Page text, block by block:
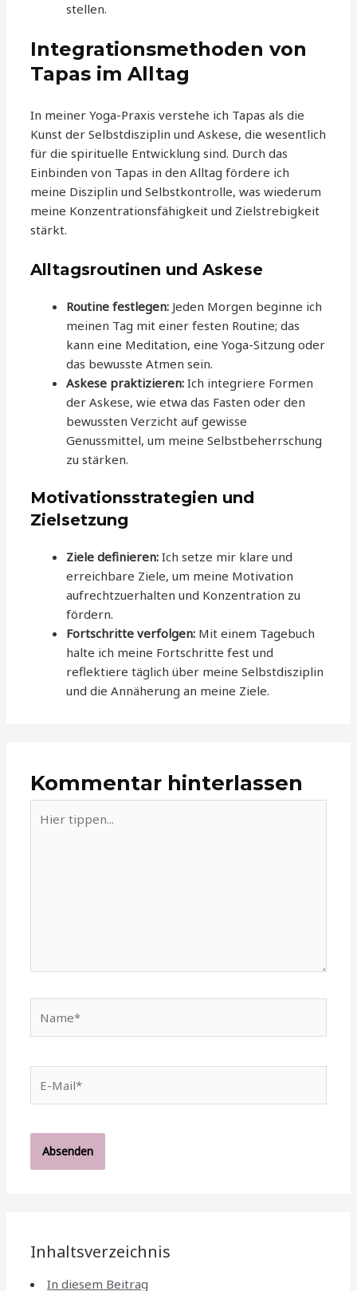
stellen.
Integrationsmethoden von
Tapas im Alltag
In meiner Yoga-Praxis verstehe ich Tapas als die
Kunst der Selbstdisziplin und Askese, die wesentlich
für die spirituelle Entwicklung sind. Durch das
Einbinden von Tapas in den Alltag fördere ich
meine Disziplin und Selbstkontrolle, was wiederum
meine Konzentrationsfähigkeit und Zielstrebigkeit
stärkt.
Alltagsroutinen und Askese
Routine festlegen: Jeden Morgen beginne ich
meinen Tag mit einer festen Routine; das
kann eine Meditation, eine Yoga-Sitzung oder
das bewusste Atmen sein.
Askese praktizieren: Ich integriere Formen
der Askese, wie etwa das Fasten oder den
bewussten Verzicht auf gewisse
Genussmittel, um meine Selbstbeherrschung
zu stärken.
Motivationsstrategien und
Zielsetzung
Ziele definieren: Ich setze mir klare und
erreichbare Ziele, um meine Motivation
aufrechtzuerhalten und Konzentration zu
fördern.
Fortschritte verfolgen: Mit einem Tagebuch
halte ich meine Fortschritte fest und
reflektiere täglich über meine Selbstdisziplin
und die Annäherung an meine Ziele.
Kommentar hinterlassen
tippen...
Mail*
Inhaltsverzeichnis
In diesem Beitrag